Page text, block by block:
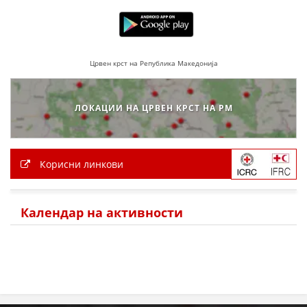
Црвен крст на Република Македонија
ЛОКАЦИИ НА ЦРВЕН КРСТ НА РМ
Корисни линкови
Календар на активности